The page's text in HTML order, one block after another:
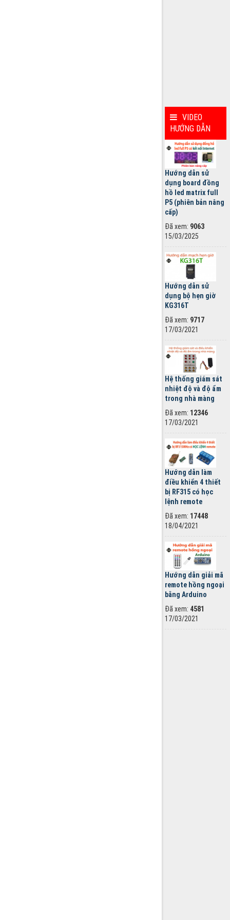
VIDEO
HƯỚNG DẪN
Hướng dẫn sử
dụng board đồng
hồ led matrix full
P5 (phiên bản nâng
cấp)
Đã xem: 9063
15/03/2025
Hướng dẫn sử
dụng bộ hẹn giờ
KG316T
Đã xem: 9717
17/03/2021
Hệ thống giám sát
nhiệt độ và độ ẩm
trong nhà màng
Đã xem: 12346
17/03/2021
Hướng dẫn làm
điều khiển 4 thiết
bị RF315 có học
lệnh remote
Đã xem: 17448
18/04/2021
Hướng dẫn giải mã
remote hồng ngoại
bằng Arduino
Đã xem: 4581
17/03/2021